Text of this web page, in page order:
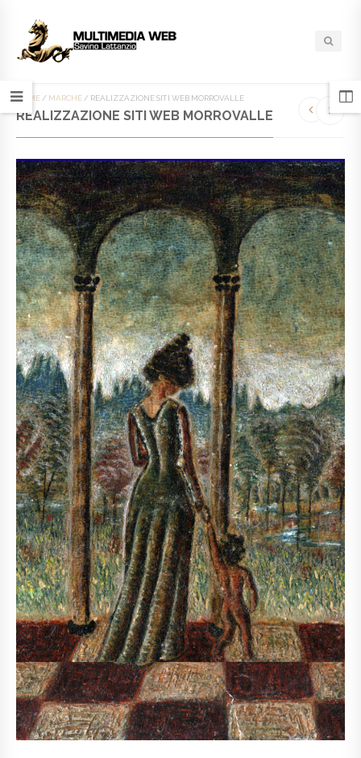
HOME / MARCHE / REALIZZAZIONE SITI WEB MORROVALLE
REALIZZAZIONE SITI WEB MORROVALLE